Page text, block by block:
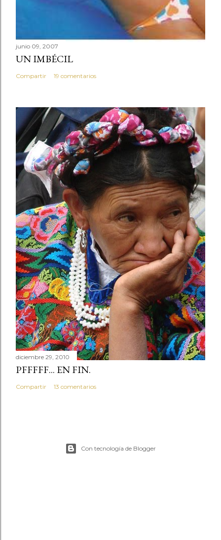
junio 09, 2007
UN IMBÉCIL
Compartir 19 comentarios
diciembre 29, 2010
PFFFFF... EN FIN.
Compartir 13 comentarios
Con tecnología de Blogger